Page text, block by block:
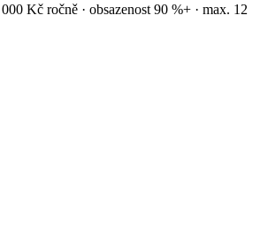
Kč ročně · obsazenost 90 %+ · max. 12